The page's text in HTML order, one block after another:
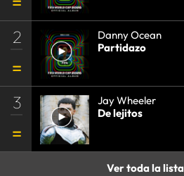
2
Danny Ocean
Partidazo
3
Jay Wheeler
De lejitos
Ver toda la lista